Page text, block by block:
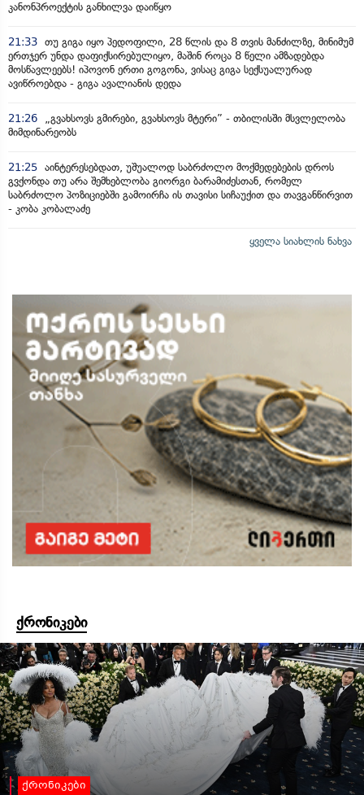
კანონპროექტის განხილვა დაიწყო
21:33 თუ გიგა იყო პედოფილი, 28 წლის და 8 თვის მანძილზე, მინიმუმ
ერთჯერ უნდა დაფიქსირებულიყო, მაშინ როცა 8 წელი ამზადებდა
მოსწავლეებს! იპოვონ ერთი გოგონა, ვისაც გიგა სექსუალურად
ავიწროებდა - გიგა ავალიანის დედა
21:26
„გვახსოვს გმირები, გვახსოვს მტერი” - თბილისში მსვლელობა
მიმდინარეობს
21:25 აინტერესებდათ, უშუალოდ საბრძოლო მოქმედებების დროს
გვქონდა თუ არა შემხებლობა გიორგი ბარამიძესთან, რომელ
საბრძოლო პოზიციებში გამოირჩა ის თავისი სიჩაუქით და თავგანწირვით
- კობა კობალაძე
ყველა სიახლის ნახვა
ქრონიკები
ქრონიკები